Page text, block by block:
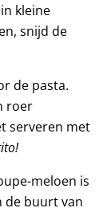
in kleine
snijd de
de pasta.
roer
serveren met
meloen is
de buurt van